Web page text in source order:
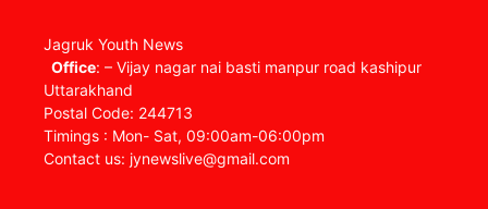
Jagruk Youth News
Office: – Vijay nagar nai basti manpur road kashipur
Uttarakhand
Postal Code: 244713
Timings : Mon- Sat, 09:00am-06:00pm
Contact us: jynewslive@gmail.com